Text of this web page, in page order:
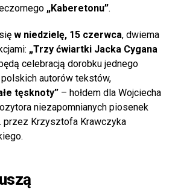
„Kaberetonu”.
w niedzielę, 15 czerwca, dwiema
„Trzy ćwiartki Jacka Cygana
celebracją dorobku jednego
autorów tekstów,
tęsknoty” – hołdem dla Wojciecha
niezapomnianych piosenek
przez Krzysztofa Krawczyka